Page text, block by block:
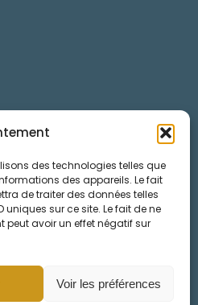
des technologies telles que
des appareils. Le fait
de traiter des données telles
sur ce site. Le fait de ne
peut avoir un effet négatif sur
Voir les préférences